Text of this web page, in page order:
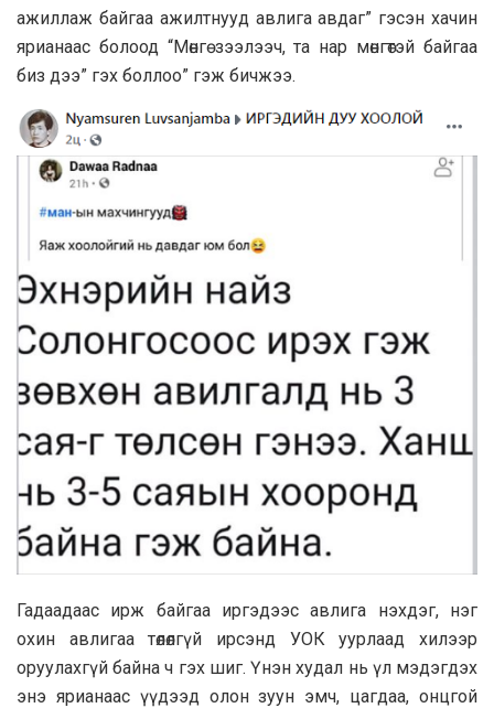
ажиллаж байгаа ажилтнууд авлига авдаг” гэсэн хачин
ярианаас болоод “Мөнгө зээлээч, та нар мөнгөтэй байгаа
биз дээ” гэх боллоо” гэж бичжээ.
Гадаадаас ирж байгаа иргэдээс авлига нэхдэг, нэг
охин авлигаа төлөлгүй ирсэнд УОК уурлаад хилээр
оруулахгүй байна ч гэх шиг. Үнэн худал нь үл мэдэгдэх
энэ ярианаас үүдээд олон зуун эмч, цагдаа, онцгой